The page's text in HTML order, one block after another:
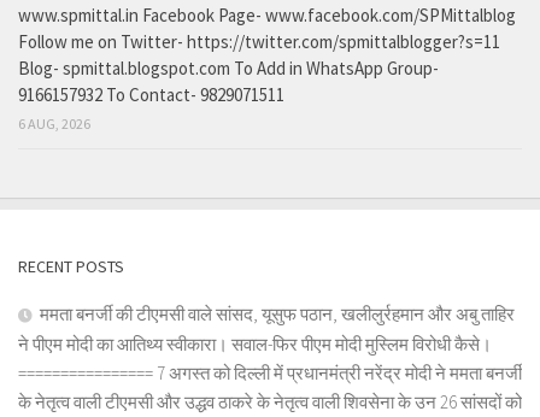
www.spmittal.in Facebook Page- www.facebook.com/SPMittalblog
Follow me on Twitter- https://twitter.com/spmittalblogger?s=11
Blog- spmittal.blogspot.com To Add in WhatsApp Group-
9166157932 To Contact- 9829071511
6 AUG, 2026
RECENT POSTS
ममता बनर्जी की टीएमसी वाले सांसद, यूसुफ पठान, खलीलुर्रहमान और अबु ताहिर
ने पीएम मोदी का आतिथ्य स्वीकारा। सवाल-फिर पीएम मोदी मुस्लिम विरोधी कैसे।
================ 7 अगस्त को दिल्ली में प्रधानमंत्री नरेंद्र मोदी ने ममता बनर्जी
के नेतृत्व वाली टीएमसी और उद्धव ठाकरे के नेतृत्व वाली शिवसेना के उन 26 सांसदों को